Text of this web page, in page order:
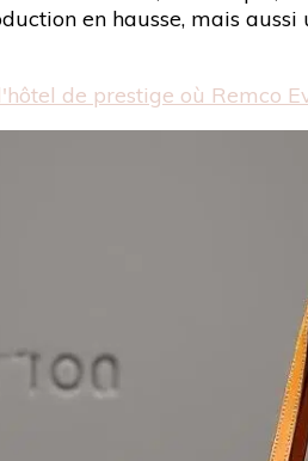
en hausse, mais
de prestige où Remco